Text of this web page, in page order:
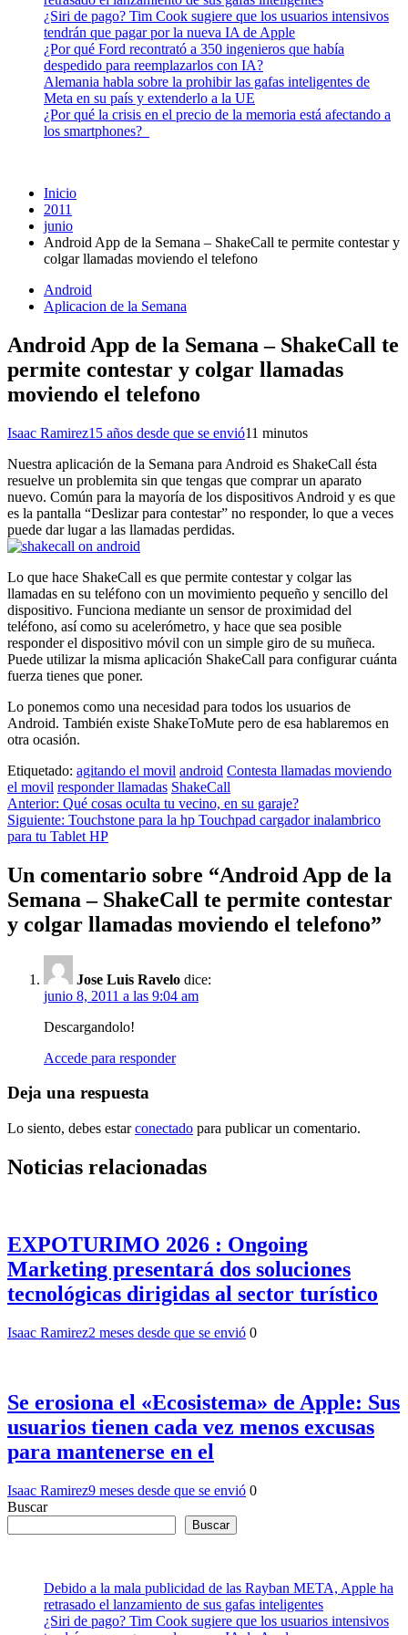
¿Siri de pago? Tim Cook sugiere que los usuarios intensivos
tendrán que pagar por la nueva IA de Apple
¿Por qué Ford recontrató a 350 ingenieros que había
despedido para reemplazarlos con IA?
Alemania habla sobre la prohibir las gafas inteligentes de
Meta en su país y extenderlo a la UE
¿Por qué la crisis en el precio de la memoria está afectando a
los smartphones?
Inicio
2011
junio
Android App de la Semana – ShakeCall te permite contestar y
colgar llamadas moviendo el telefono
Android
Aplicacion de la Semana
Android App de la Semana – ShakeCall te
permite contestar y colgar llamadas
moviendo el telefono
Isaac Ramirez15 años desde que se envió11 minutos
Nuestra aplicación de la Semana para Android es ShakeCall ésta
resuelve un problemita sin que tengas que comprar un aparato
nuevo. Común para la mayoría de los dispositivos Android y es que
es la pantalla “Deslizar para contestar” no responder, lo que a veces
puede dar lugar a las llamadas perdidas.
Lo que hace ShakeCall es que permite contestar y colgar las
llamadas en su teléfono con un movimiento pequeño y sencillo del
dispositivo. Funciona mediante un sensor de proximidad del
teléfono, así como su acelerómetro, y hace que sea posible
responder el dispositivo móvil con un simple giro de su muñeca.
Puede utilizar la misma aplicación ShakeCall para configurar cuánta
fuerza tienes que poner.
Lo ponemos como una necesidad para todos los usuarios de
Android. También existe ShakeToMute pero de esa hablaremos en
otra ocasión.
Etiquetado: agitando el movil android Contesta llamadas moviendo
el movil responder llamadas ShakeCall
Navegación
de
Anterior: Qué cosas oculta tu vecino, en su garaje?
Siguiente: Touchstone para la hp Touchpad cargador inalambrico
para tu Tablet HP
Un comentario sobre “Android App de la
Semana – ShakeCall te permite contestar
y colgar llamadas moviendo el telefono”
Jose Luis Ravelo dice:
junio 8, 2011 a las 9:04 am
Descargandolo!
Accede para responder
Deja una respuesta
Lo siento, debes estarconectado para publicar un comentario.
Noticias relacionadas
EXPOTURIMO 2026 : Ongoing
Marketing presentará dos soluciones
tecnológicas dirigidas al sector turístico
Isaac Ramirez2 meses desde que se envió 0
Se erosiona el «Ecosistema» de Apple: Sus
usuarios tienen cada vez menos excusas
para mantenerse en el
Isaac Ramirez9 meses desde que se envió 0
Buscar
Buscar
Debido a la mala publicidad de las Rayban META, Apple ha
retrasado el lanzamiento de sus gafas inteligentes
¿Siri de pago? Tim Cook sugiere que los usuarios intensivos